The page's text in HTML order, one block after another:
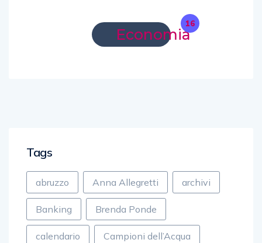
Economia
16
Tags
abruzzo Anna Allegretti archivi
Banking Brenda Ponde
calendario Campioni dell’Acqua